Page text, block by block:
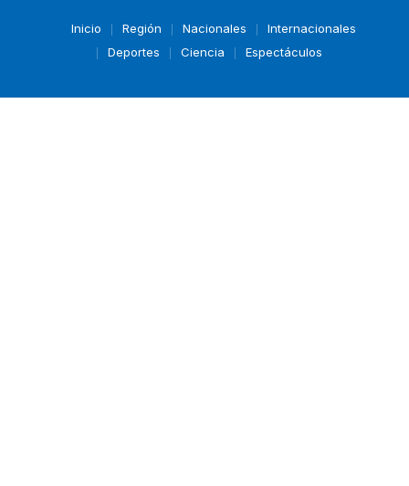
Inicio Región Nacionales
Internacionales
Deportes
Ciencia Espectáculos